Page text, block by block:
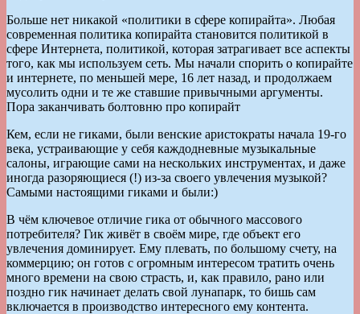
Больше нет никакой «политики в сфере копирайта». Любая
современная политика копирайта становится политикой в
сфере Интернета, политикой, которая затрагивает все аспекты
того, как мы используем сеть. Мы начали спорить о копирайте
и интернете, по меньшей мере, 16 лет назад, и продолжаем
мусолить одни и те же ставшие привычными аргументы.
Пора заканчивать болтовню про копирайт
Кем, если не гиками, были венские аристократы начала 19-го
века, устраивающие у себя каждодневные музыкальные
салоны, играющие сами на нескольких инструментах, и даже
иногда разоряющиеся (!) из-за своего увлечения музыкой?
Самыми настоящими гиками и были:)
В чём ключевое отличие гика от обычного массового
потребителя? Гик живёт в своём мире, где объект его
увлечения доминирует. Ему плевать, по большому счету, на
коммерцию; он готов с огромным интересом тратить очень
много времени на свою страсть, и, как правило, рано или
поздно гик начинает делать свой лунапарк, то бишь сам
включается в производство интересного ему контента.